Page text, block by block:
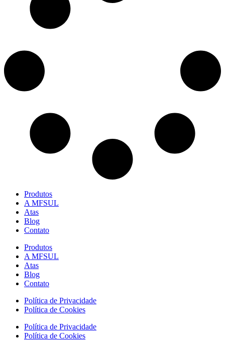
Produtos
A MFSUL
Atas
Blog
Contato
Produtos
A MFSUL
Atas
Blog
Contato
Política de Privacidade
Política de Cookies
Política de Privacidade
Política de Cookies